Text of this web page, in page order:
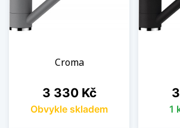
Croma
Cena
3 330 Kč
Obvykle skladem 1